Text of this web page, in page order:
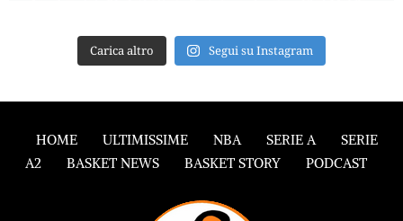
Carica altro Segui su Instagram
HOME ULTIMISSIME NBA SERIE A
SERIE
A2
BASKET NEWS BASKET STORY PODCAST